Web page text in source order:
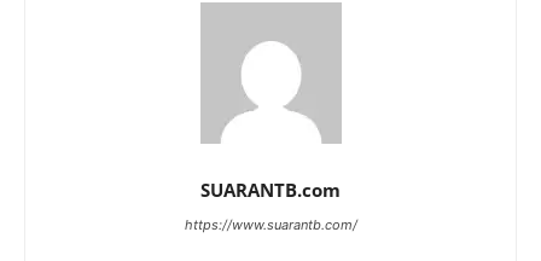
SUARANTB.com
https://www.suarantb.com/